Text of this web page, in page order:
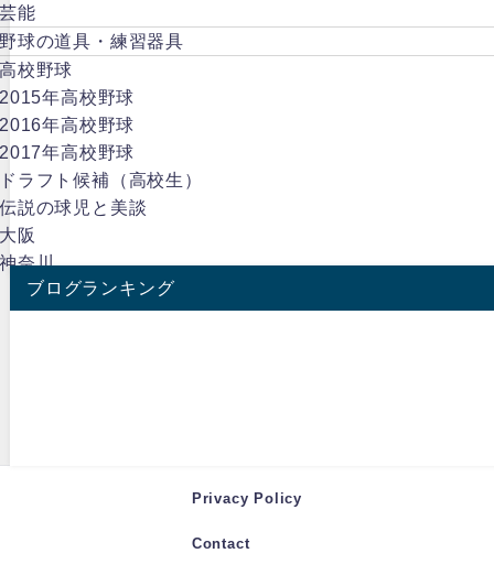
能
球の道具・練習器具
校野球
年高校野球
年高校野球
年高校野球
ラフト候補（高校生）
説の球児と美談
阪
奈川
ブログランキング
Privacy Policy
Contact